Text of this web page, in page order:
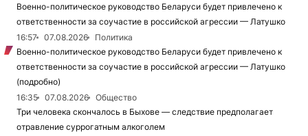
Военно-политическое руководство Беларуси будет привлечено к
ответственности за соучастие в российской агрессии — Латушко
16:57
07.08.2026
Политика
Военно-политическое руководство Беларуси будет привлечено к
ответственности за соучастие в российской агрессии — Латушко
(подробно)
16:35
07.08.2026
Общество
Три человека скончалось в Быхове — следствие предполагает
отравление суррогатным алкоголем